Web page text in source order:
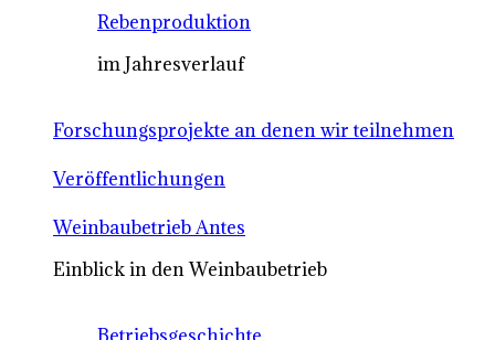
Rebenproduktion
im Jahresverlauf
Forschungsprojekte an denen wir teilnehmen
Veröffentlichungen
Weinbaubetrieb Antes
Einblick in den Weinbaubetrieb